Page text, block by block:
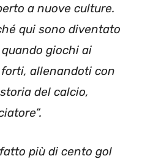
a nuove culture.
qui sono diventato
giochi ai
allenandoti con
del calcio,
più di cento gol